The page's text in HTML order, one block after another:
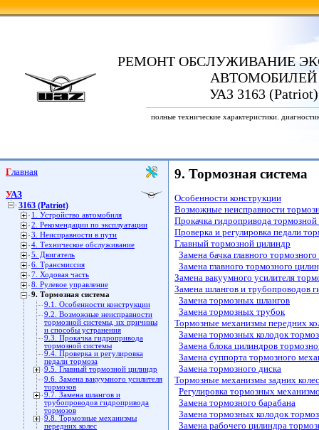
РЕМОНТ ОБСЛУЖИВАНИЕ
АВТОМОБИЛЕЙ
УАЗ 3163 (Patriot)
полные технические характеристики.
Главная
УАЗ
3163 (Patriot)
1. Устройство автомобиля
2. Рекомендации по эксплуатации
3. Неисправности в пути
4. Техническое обслуживание
5. Двигатель
6. Трансмиссия
7. Ходовая часть
8. Рулевое управление
9. Тормозная система
9.1. Особенности конструкции
9.2. Возможные неисправности
тормозной системы, их причины
и способы устранения
9.3. Прокачка гидропривода
тормозной системы
9.4. Проверка и регулировка
педали тормоза
9.5. Главный тормозной цилиндр
9.6. Замена вакуумного усилителя
тормозов
9.7. Замена шлангов и
трубопроводов гидропривода
тормозов
9.8. Тормозные механизмы
передних колес
9. Тормозная система
Особенности конструкции
Возможные неисправности
Прокачка гидропривода
Проверка и регулировка педали
Главный тормозной цилиндр
Замена бачка главного
Замена главного тормозного
Замена вакуумного усилителя
Замена шлангов и трубопроводов
Замена тормозных шлангов
Замена тормозных трубок
Тормозные механизмы передних
Замена тормозных колодок
Замена блока цилиндров
Замена суппорта тормозного
Замена тормозного диска
Тормозные механизмы задних колес
Регулировка тормозных
Замена тормозного барабана
Замена тормозных колодок
Замена рабочего цилиндра